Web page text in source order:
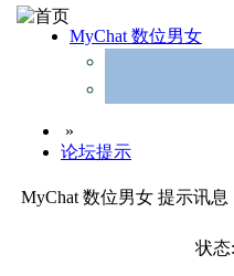
MyChat 数位男女
»
论坛提示
MyChat 数位男女 提示讯息
状态